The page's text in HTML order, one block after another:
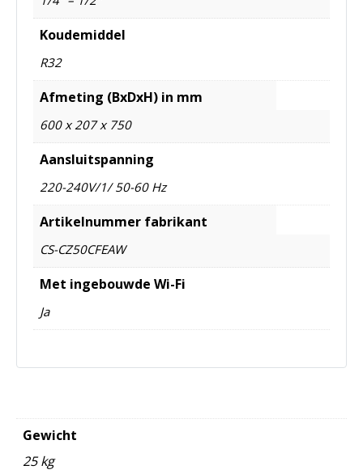
Koudemiddel
R32
Afmeting (BxDxH) in mm
600 x 207 x 750
Aansluitspanning
220-240V/1/ 50-60 Hz
Artikelnummer fabrikant
CS-CZ50CFEAW
Met ingebouwde Wi-Fi
Ja
Gewicht
25 kg